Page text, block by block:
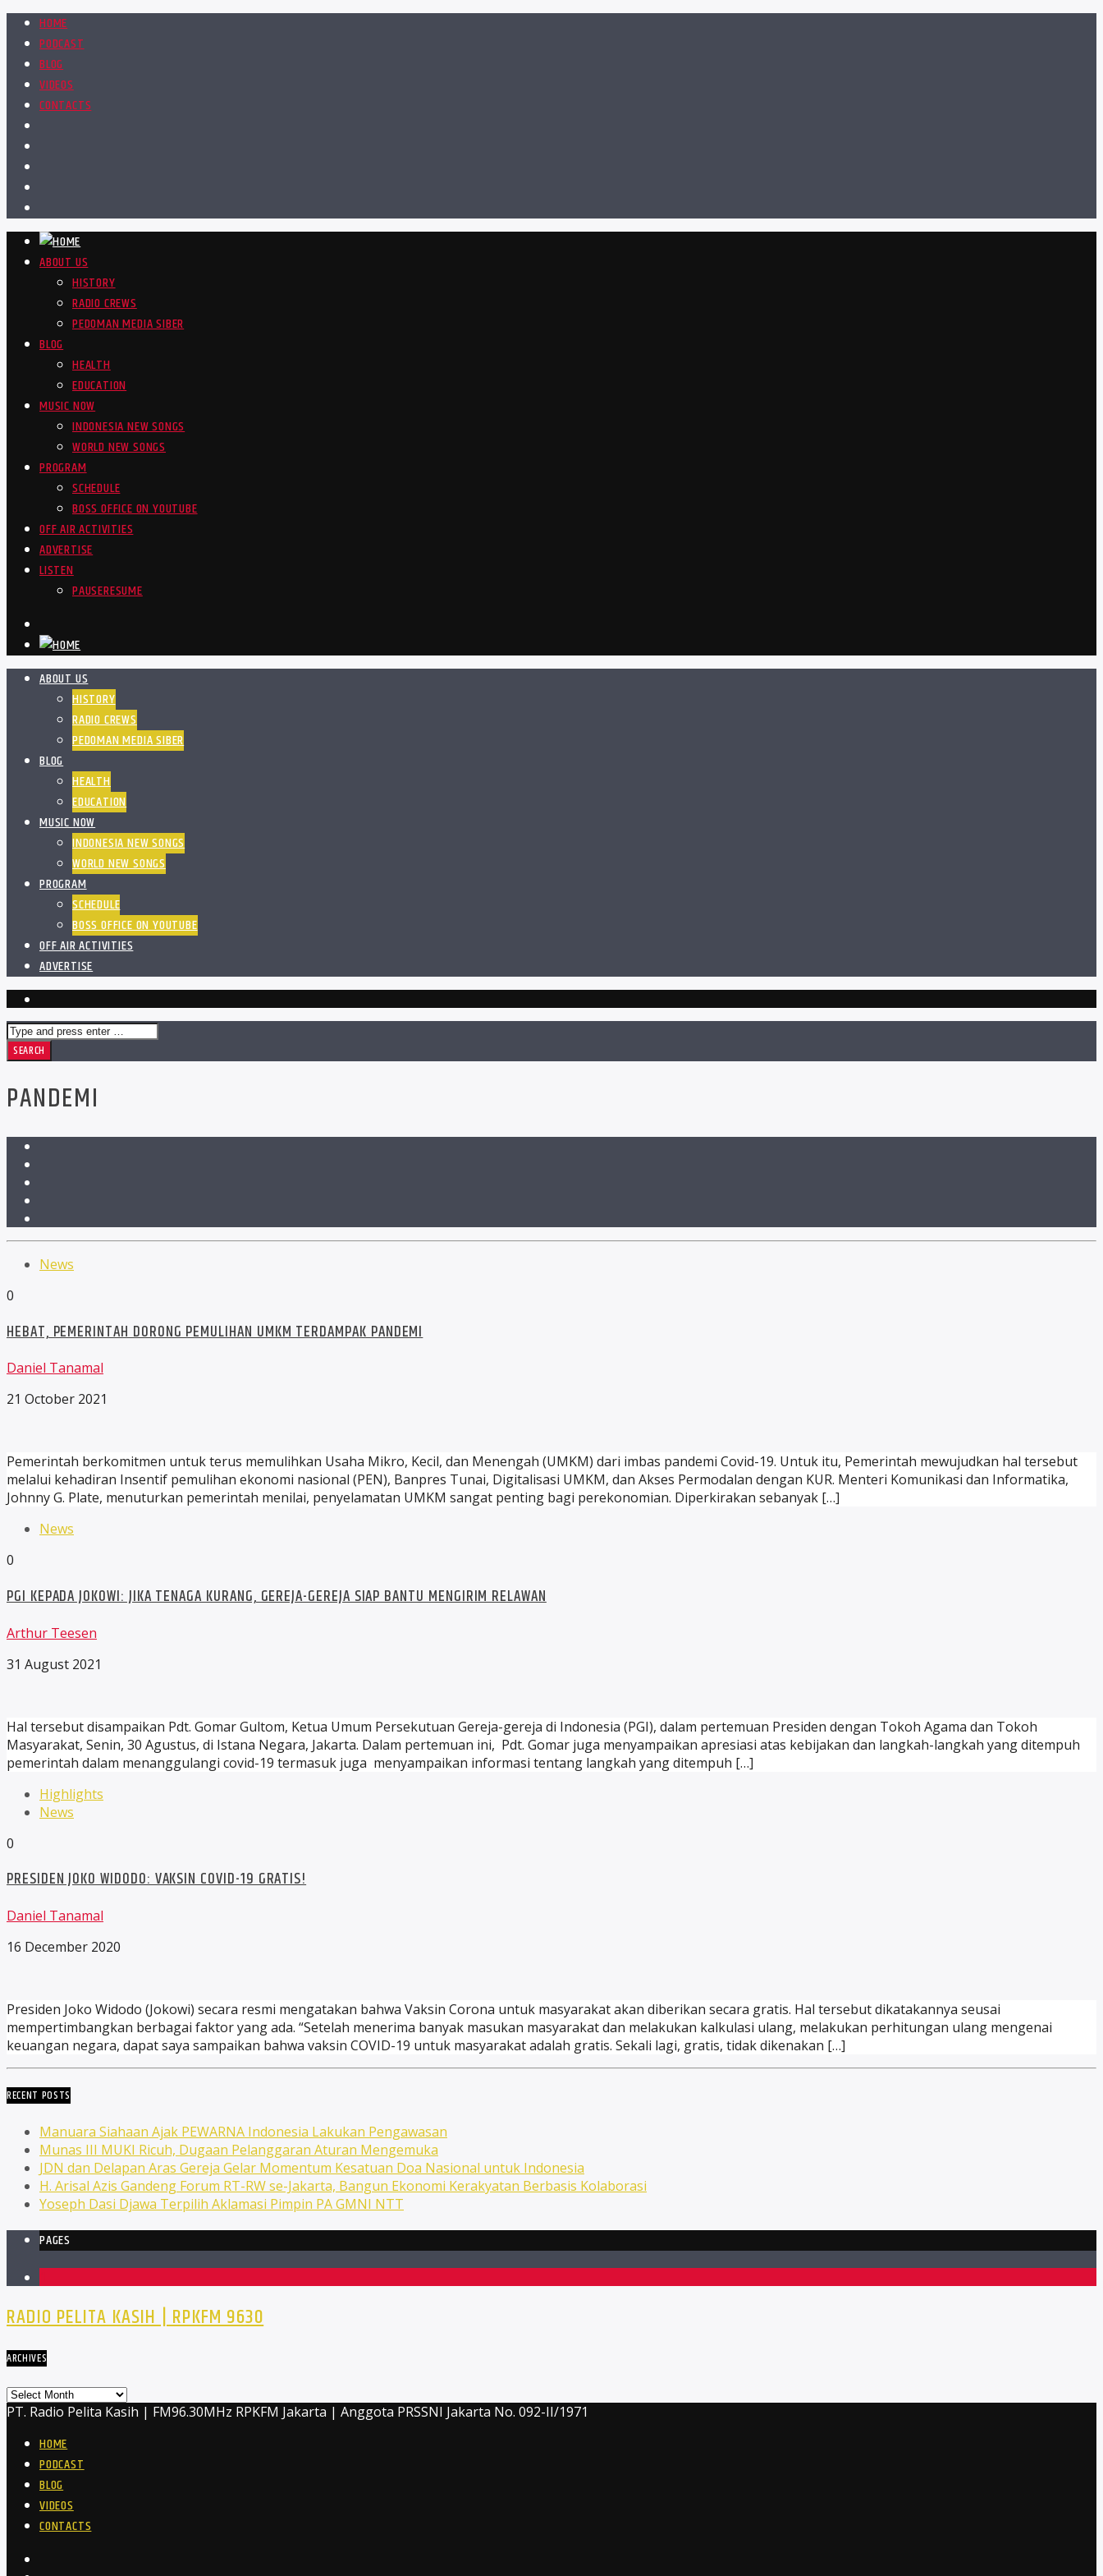
HOME
PODCAST
BLOG
VIDEOS
CONTACTS
ABOUT US
HISTORY
RADIO CREWS
PEDOMAN MEDIA SIBER
BLOG
HEALTH
EDUCATION
MUSIC NOW
INDONESIA NEW SONGS
WORLD NEW SONGS
PROGRAM
SCHEDULE
BOSS OFFICE ON YOUTUBE
OFF AIR ACTIVITIES
ADVERTISE
LISTEN
PAUSERESUME
ABOUT US
HISTORY
RADIO CREWS
PEDOMAN MEDIA SIBER
BLOG
HEALTH
EDUCATION
MUSIC NOW
INDONESIA NEW SONGS
WORLD NEW SONGS
PROGRAM
SCHEDULE
BOSS OFFICE ON YOUTUBE
OFF AIR ACTIVITIES
ADVERTISE
PANDEMI
News
0
HEBAT, PEMERINTAH DORONG PEMULIHAN UMKM TERDAMPAK PANDEMI
Daniel Tanamal
21 October 2021
Pemerintah berkomitmen untuk terus memulihkan Usaha Mikro, Kecil, dan Menengah (UMKM) dari imbas pandemi Covid-19. Untuk itu, Pemerintah mewujudkan hal tersebut
melalui kehadiran Insentif pemulihan ekonomi nasional (PEN), Banpres Tunai, Digitalisasi UMKM, dan Akses Permodalan dengan KUR. Menteri Komunikasi dan Informatika,
Johnny G. Plate, menuturkan pemerintah menilai, penyelamatan UMKM sangat penting bagi perekonomian. Diperkirakan sebanyak […]
News
0
PGI KEPADA JOKOWI: JIKA TENAGA KURANG, GEREJA-GEREJA SIAP BANTU MENGIRIM RELAWAN
Arthur Teesen
31 August 2021
Hal tersebut disampaikan Pdt. Gomar Gultom, Ketua Umum Persekutuan Gereja-gereja di Indonesia (PGI), dalam pertemuan Presiden dengan Tokoh Agama dan Tokoh
Masyarakat, Senin, 30 Agustus, di Istana Negara, Jakarta. Dalam pertemuan ini, Pdt. Gomar juga menyampaikan apresiasi atas kebijakan dan langkah-langkah yang ditempuh
pemerintah dalam menanggulangi covid-19 termasuk juga menyampaikan informasi tentang langkah yang ditempuh […]
Highlights
News
0
PRESIDEN JOKO WIDODO: VAKSIN COVID-19 GRATIS!
Daniel Tanamal
16 December 2020
Presiden Joko Widodo (Jokowi) secara resmi mengatakan bahwa Vaksin Corona untuk masyarakat akan diberikan secara gratis. Hal tersebut dikatakannya seusai
mempertimbangkan berbagai faktor yang ada. “Setelah menerima banyak masukan masyarakat dan melakukan kalkulasi ulang, melakukan perhitungan ulang mengenai
keuangan negara, dapat saya sampaikan bahwa vaksin COVID-19 untuk masyarakat adalah gratis. Sekali lagi, gratis, tidak dikenakan […]
RECENT POSTS
Manuara Siahaan Ajak PEWARNA Indonesia Lakukan Pengawasan
Munas III MUKI Ricuh, Dugaan Pelanggaran Aturan Mengemuka
JDN dan Delapan Aras Gereja Gelar Momentum Kesatuan Doa Nasional untuk Indonesia
H. Arisal Azis Gandeng Forum RT-RW se-Jakarta, Bangun Ekonomi Kerakyatan Berbasis Kolaborasi
Yoseph Dasi Djawa Terpilih Aklamasi Pimpin PA GMNI NTT
PAGES
RADIO PELITA KASIH | RPKFM 9630
ARCHIVES
Archives
PT. Radio Pelita Kasih | FM96.30MHz RPKFM Jakarta | Anggota PRSSNI Jakarta No. 092-II/1971
HOME
PODCAST
BLOG
VIDEOS
CONTACTS